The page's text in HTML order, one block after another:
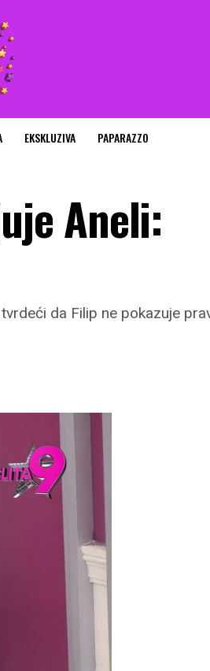
EKSKLUZIVA PAPARAZZO
Aneli:
da Filip ne pokazuje